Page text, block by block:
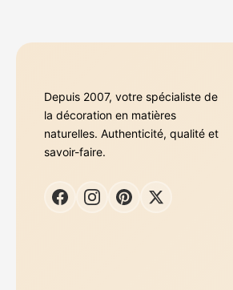
Depuis 2007, votre spécialiste de
la décoration en matières
naturelles. Authenticité, qualité et
savoir-faire.